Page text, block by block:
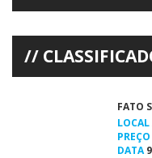
FATO
LOCAL
PREÇO
DATA